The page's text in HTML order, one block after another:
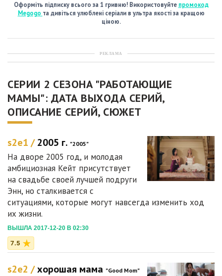
Оформіть підписку всього за 1 гривню! Використовуйте промокод
Megogo та дивіться улюблені серіали в ультра якості за кращою
ціною.
РЕКЛАМА
СЕРИИ 2 СЕЗОНА "РАБОТАЮЩИЕ
МАМЫ": ДАТА ВЫХОДА СЕРИЙ,
ОПИСАНИЕ СЕРИЙ, СЮЖЕТ
s2e1 /2005 г. "2005"
На дворе 2005 год, и молодая
амбициозная Кейт присутствует
на свадьбе своей лучшей подруги
Энн, но сталкивается с
ситуациями, которые могут навсегда изменить ход
их жизни.
ВЫШЛА 2017-12-20 В 02:30
7.5
s2e2 /хорошая мама "Good Mom"